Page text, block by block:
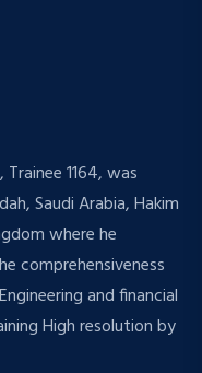
1164, was
Saudi Arabia, Hakim
where he
comprehensiveness
and financial
High resolution by